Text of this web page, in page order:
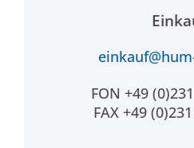
FON +49
FAX +49